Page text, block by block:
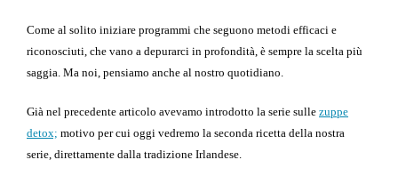
Come al solito iniziare programmi che seguono metodi efficaci e
riconosciuti, che vano a depurarci in profondità, è sempre la scelta più
saggia. Ma noi, pensiamo anche al nostro quotidiano.
Già nel precedente articolo avevamo introdotto la serie sulle zuppe
detox; motivo per cui oggi vedremo la seconda ricetta della nostra
serie, direttamente dalla tradizione Irlandese.